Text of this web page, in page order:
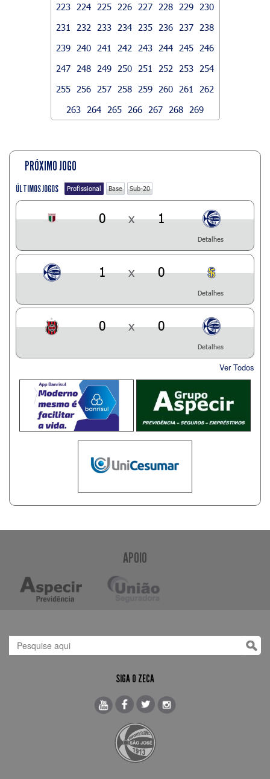
223
224 225 226 227 228 229
230
231
232 233 234 235 236 237
238
239
240 241 242 243 244 245
246
247
248 249 250 251 252 253
254
255
256 257 258 259 260 261
262
263
264 265 266 267 268 269
PRÓXIMO JOGO
ÚLTIMOS JOGOS Profissional Base Sub-20
0 x 1
Detalhes
1 x 0
Detalhes
0 x 0
Detalhes
Ver Todos
APOIO
SIGA O ZECA